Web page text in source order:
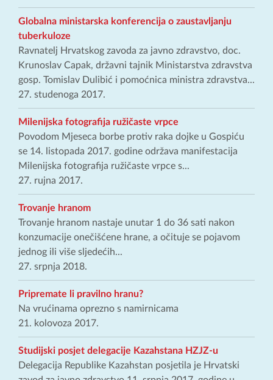
Globalna ministarska konferencija o zaustavljanju
tuberkuloze
Ravnatelj Hrvatskog zavoda za javno zdravstvo, doc.
Krunoslav Capak, državni tajnik Ministarstva zdravstva
gosp. Tomislav Dulibić i pomoćnica ministra zdravstva...
27. studenoga 2017.
Milenijska fotografija ružičaste vrpce
Povodom Mjeseca borbe protiv raka dojke u Gospiću
se 14. listopada 2017. godine održava manifestacija
Milenijska fotografija ružičaste vrpce s...
27. rujna 2017.
Trovanje hranom
Trovanje hranom nastaje unutar 1 do 36 sati nakon
konzumacije onečišćene hrane, a očituje se pojavom
jednog ili više sljedećih...
27. srpnja 2018.
Pripremate li pravilno hranu?
Na vrućinama oprezno s namirnicama
21. kolovoza 2017.
Studijski posjet delegacije Kazahstana HZJZ-u
Delegacija Republike Kazahstan posjetila je Hrvatski